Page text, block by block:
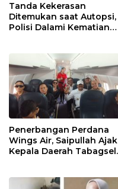
Tanda Kekerasan
Ditemukan saat Autopsi,
Polisi Dalami Kematian
Penerbangan Perdana
Wings Air, Saipullah Ajak
Kepala Daerah Tabagsel